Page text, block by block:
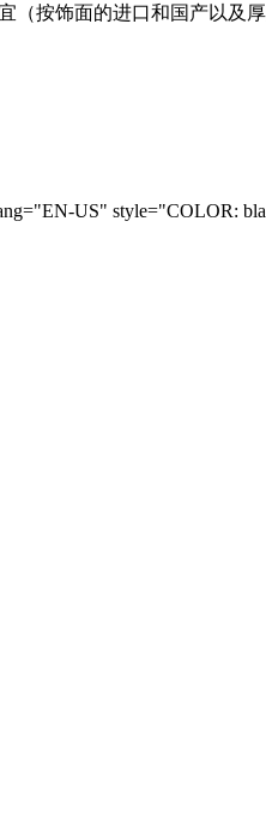
（按饰面的进口和国产以及
US" style="COLOR: